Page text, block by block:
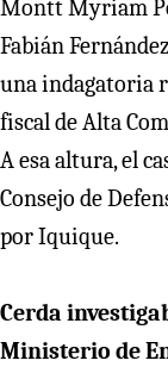
Montt Myriam
Fabián
una indagatoria
fiscal de Alta
A esa altura, el
Consejo de
por Iquique.
Cerda
Ministerio de